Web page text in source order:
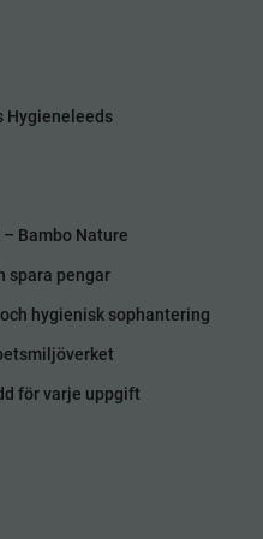
Hygieneleeds
Bambo Nature
spara pengar
hygienisk sophantering
för varje uppgift